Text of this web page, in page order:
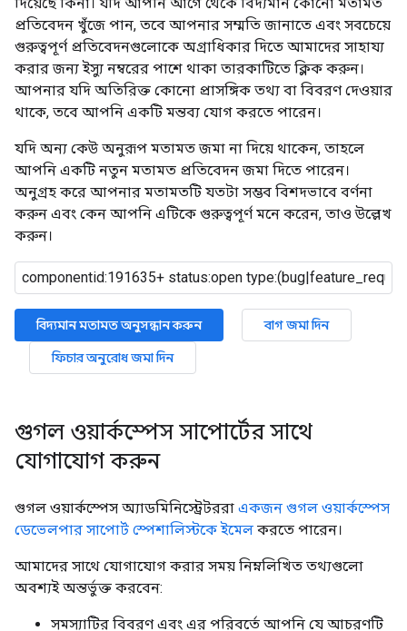
প্রতিবেদন খুঁজে পান, তবে আপনার সম্মতি জানাতে এবং সবচেয়ে
গুরুত্বপূর্ণ প্রতিবেদনগুলোকে অগ্রাধিকার দিতে আমাদের সাহায্য
করার জন্য ইস্যু নম্বরের পাশে থাকা তারকাটিতে ক্লিক করুন।
আপনার যদি অতিরিক্ত কোনো প্রাসঙ্গিক তথ্য বা বিবরণ দেওয়ার
থাকে, তবে আপনি একটি মন্তব্য যোগ করতে পারেন।
যদি অন্য কেউ অনুরূপ মতামত জমা না দিয়ে থাকেন, তাহলে
আপনি একটি নতুন মতামত প্রতিবেদন জমা দিতে পারেন।
অনুগ্রহ করে আপনার মতামতটি যতটা সম্ভব বিশদভাবে বর্ণনা
করুন এবং কেন আপনি এটিকে গুরুত্বপূর্ণ মনে করেন, তাও উল্লেখ
করুন।
বিদ্যমান মতামত অনুসন্ধান করুন
বাগ জমা দিন
ফিচার অনুরোধ জমা দিন
গুগল ওয়ার্কস্পেস সাপোর্টের সাথে
যোগাযোগ করুন
গুগল ওয়ার্কস্পেস অ্যাডমিনিস্ট্রেটররা একজন গুগল ওয়ার্কস্পেস
ডেভেলপার সাপোর্ট স্পেশালিস্টকে ইমেল করতে পারেন।
আমাদের সাথে যোগাযোগ করার সময় নিম্নলিখিত তথ্যগুলো
অবশ্যই অন্তর্ভুক্ত করবেন:
সমস্যাটির বিবরণ এবং এর পরিবর্তে আপনি যে আচরণটি